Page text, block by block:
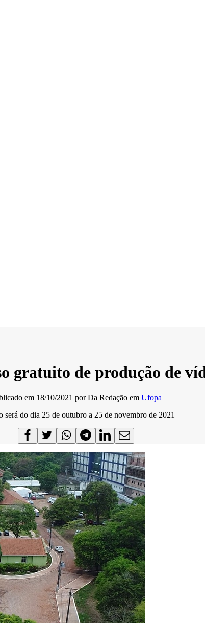
gratuito de produção de
em 18/10/2021 porDa Redação em Ufopa
será do dia 25 de outubro a 25 de novembro de 2021